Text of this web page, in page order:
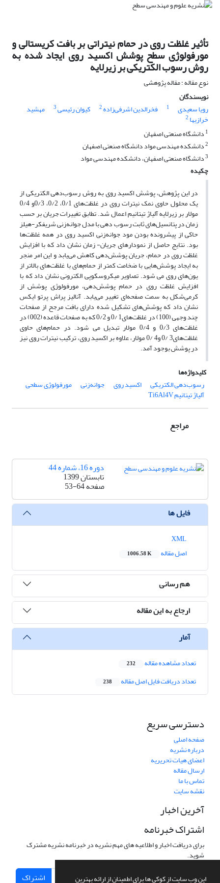
این وب سایت از کوکی ها برای اطمینان از ارائه بهترین
تأثیر غلظت روی در حمام نیتراتی بر بافت کریستالی و
مورفولوژی سطح پوشش اکسید روی ایجاد شده به
روش رسوب الکتریکی بر زیرلایه
نوع مقاله : مقاله پژوهشی
نویسندگان
رویا سعیدی
1 فخرالدین اشرفی‌زاده2 کیوان رئیسی3 مهشید
خرازیها 2
1 دانشگاه صنعتی اصفهان
2دانشکده مهندسی مواد دانشگاه صنعتی اصفهان
3دانشگاه صنعتی اصفهان، دانشکده مهندسی مواد
چکیده
در این پژوهش، پوشش اکسید روی به روش رسوب‌دهی الکتریکی از
یک محلول حاوی نمک نیترات روی در غلظت‌های 0/1، 0/2، 0/3و 0/4
مولار بر زیرلایه آلیاژ تیتانیم اعمال شد. تطابق تغییرات جریان بر حسب
زمان در پتانسیل‌های ثابت رسوب دهی با مدل جوانه‌زنی شریفکر-هیلز
حاکی از پیشرونده بودن مود جوانه‌زنی اکسید روی در همه غلظت‌ها
بود. نتایج حاصل از نمودارهای جریان- زمان نشان داد که با افزایش
غلظت روی در حمام، جریان پوشش‌دهی کاهش می‌یابد و این امر منجر
به ایجاد پوشش‌هایی با ضخامت کمتر از حمام‌های با غلظت‌های بالاتر از
یون‌های روی می شود. تصاویر میکروسکوپی الکترونی نشان داد که با
افزایش غلظت روی در حمام پوشش‌دهی، مورفولوژی پوشش از
‌کرمی‌شکل به سمت صفحه‌ای تغییر می‌یابد. آنالیز پراش پرتو ایکس
نشان داد که پوشش‌های تشکیل شده دارای بافت مرجح از صفحات
چند وجهی (100) در غلظت‌های1 /0 و 0/2 که به صفحات قاعده (002) در
غلظت‌های 0/3 و 0/4 مولار تبدیل می شود. در حمام‌های حاوی
غلظت‌های3 /0 و4 /0 مولار، علاوه بر اکسید روی، ترکیب نیترات روی نیز
در پوشش بوجود آمد‌.
کلیدواژه‌ها
رسوب‌دهی الکتریکی
اکسید روی جوانه‌زنی مورفولوژی سطحی
آلیاژ تیتانیم Ti6Al4V
مراجع
دوره 16، شماره 44
تابستان 1399
صفحه53-64
فایل ها
اصل مقاله
1006.58 K
هم رسانی
ارجاع به این مقاله
آمار
تعداد مشاهده مقاله 232
تعداد دریافت فایل اصل مقاله 238
دسترسی سریع
صفحه اصلی
درباره نشریه
اعضای هیات تحریریه
ارسال مقاله
تماس با ما
نقشه سایت
آخرین اخبار
اشتراک خبرنامه
برای دریافت اخبار و اطلاعیه های مهم نشریه در خبرنامه نشریه مشترک
شوید.
اشتراک